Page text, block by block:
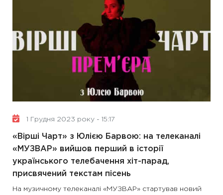
1 Грудня 2023 року - 15:17
«Вірші Чарт» з Юлією Барвою: на телеканалі
«МУЗВАР» вийшов перший в історії
українського телебачення хіт-парад,
присвячений текстам пісень
На музичному телеканалі «МУЗВАР» стартував новий